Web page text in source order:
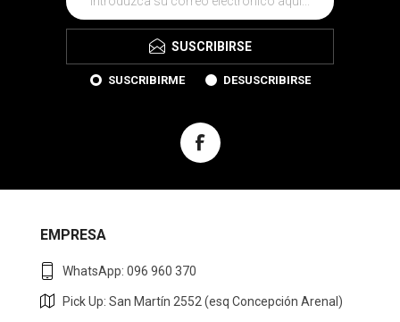
SUSCRIBIRSE
SUSCRIBIRME DESUSCRIBIRSE
EMPRESA
WhatsApp: 096 960 370
Pick Up: San Martín 2552 (esq Concepción Arenal)